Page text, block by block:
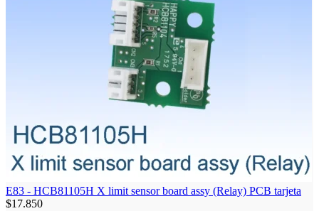
E83 - HCB81105H X limit sensor board assy (Relay) PCB tarjeta
$17.850